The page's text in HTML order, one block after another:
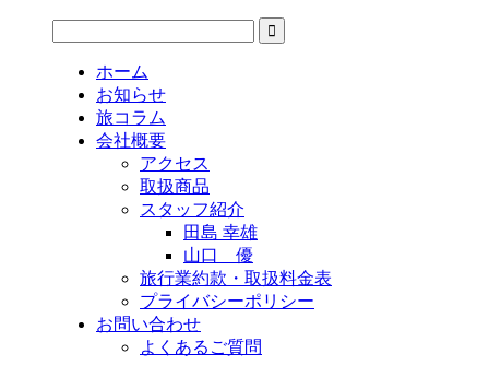
ホーム
お知らせ
旅コラム
会社概要
アクセス
取扱商品
スタッフ紹介
田島 幸雄
山口 優
旅行業約款・取扱料金表
プライバシーポリシー
お問い合わせ
よくあるご質問